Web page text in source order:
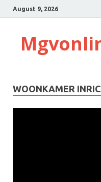
August 9, 2026
WOONKAMER